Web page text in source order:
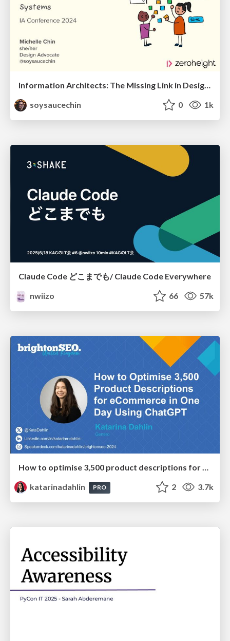
soysaucechin
0 1k
Claude Code どこまでも/ Claude Code Everywhere
nwiizo
66 57k
How to optimise 3,500 product descriptions for ecommerce in one day using ChatGPT
katarinadahlin
PRO 2 3.7k